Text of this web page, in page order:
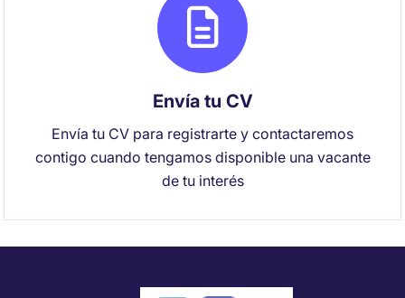
Envía tu CV
Envía tu CV para registrarte y contactaremos
contigo cuando tengamos disponible una vacante
de tu interés